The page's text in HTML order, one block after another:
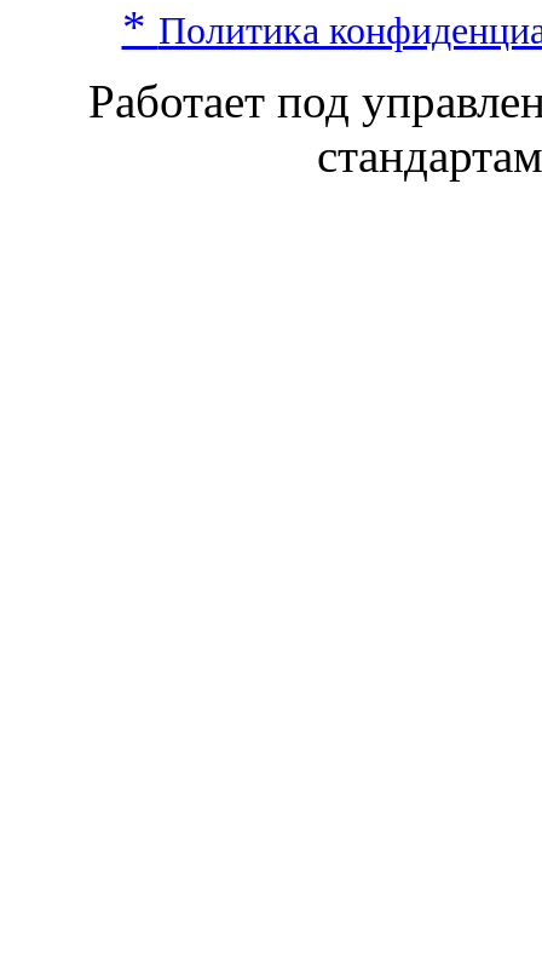
* Политика
Работает под